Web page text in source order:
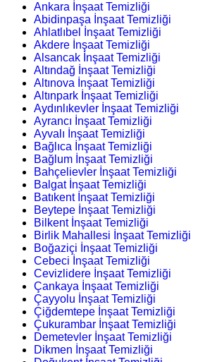
Ankara İnşaat Temizliği
Abidinpaşa İnşaat Temizliği
Ahlatlıbel İnşaat Temizliği
Akdere İnşaat Temizliği
Alsancak İnşaat Temizliği
Altındağ İnşaat Temizliği
Altınova İnşaat Temizliği
Altınpark İnşaat Temizliği
Aydınlıkevler İnşaat Temizliği
Ayrancı İnşaat Temizliği
Ayvalı İnşaat Temizliği
Bağlıca İnşaat Temizliği
Bağlum İnşaat Temizliği
Bahçelievler İnşaat Temizliği
Balgat İnşaat Temizliği
Batıkent İnşaat Temizliği
Beytepe İnşaat Temizliği
Bilkent İnşaat Temizliği
Birlik Mahallesi İnşaat Temizliği
Boğaziçi İnşaat Temizliği
Cebeci İnşaat Temizliği
Cevizlidere İnşaat Temizliği
Çankaya İnşaat Temizliği
Çayyolu İnşaat Temizliği
Çiğdemtepe İnşaat Temizliği
Çukurambar İnşaat Temizliği
Demetevler İnşaat Temizliği
Dikmen İnşaat Temizliği